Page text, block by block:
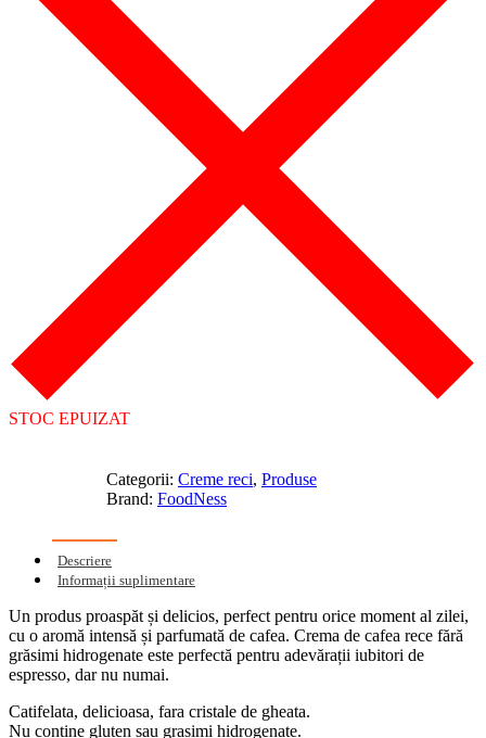
STOC EPUIZAT
Categorii: Creme reci, Produse
Brand: FoodNess
Descriere
Informații suplimentare
Un produs proaspăt și delicios, perfect pentru orice moment al zilei,
cu o aromă intensă și parfumată de cafea. Crema de cafea rece fără
grăsimi hidrogenate este perfectă pentru adevărații iubitori de
espresso, dar nu numai.
Catifelata, delicioasa, fara cristale de gheata.
Nu contine gluten sau grasimi hidrogenate.